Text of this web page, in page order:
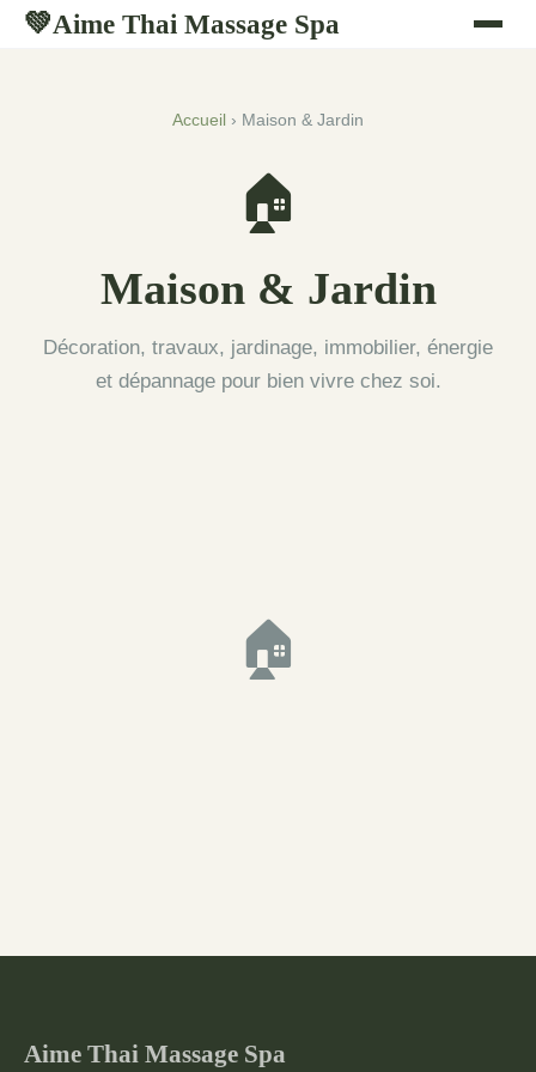
💚Aime Thai Massage Spa
Accueil › Maison & Jardin
🏠
Maison & Jardin
Décoration, travaux, jardinage, immobilier, énergie
et dépannage pour bien vivre chez soi.
🏠
Aime Thai Massage Spa